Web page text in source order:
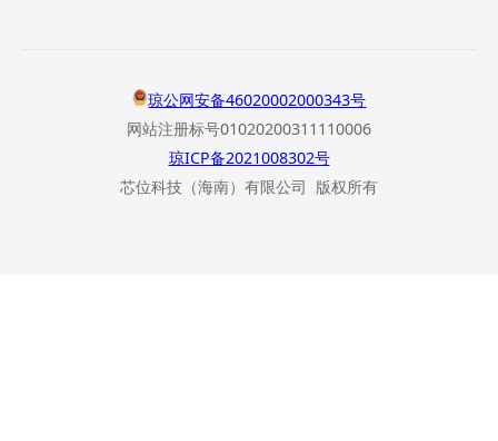
琼公网安备46020002000343号
网站注册标号01020200311110006
琼ICP备2021008302号
芯位科技（海南）有限公司 版权所有